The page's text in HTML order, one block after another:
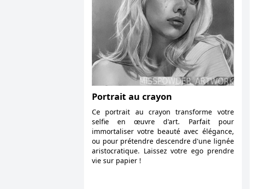
Portrait au crayon
Ce portrait au crayon transforme votre
selfie en œuvre d'art. Parfait pour
immortaliser votre beauté avec élégance,
ou pour prétendre descendre d'une lignée
aristocratique. Laissez votre ego prendre
vie sur papier !